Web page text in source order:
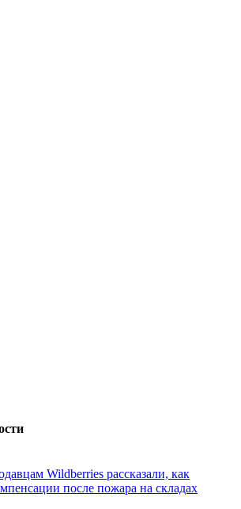
Wildberries рассказали, как
после пожара на складах